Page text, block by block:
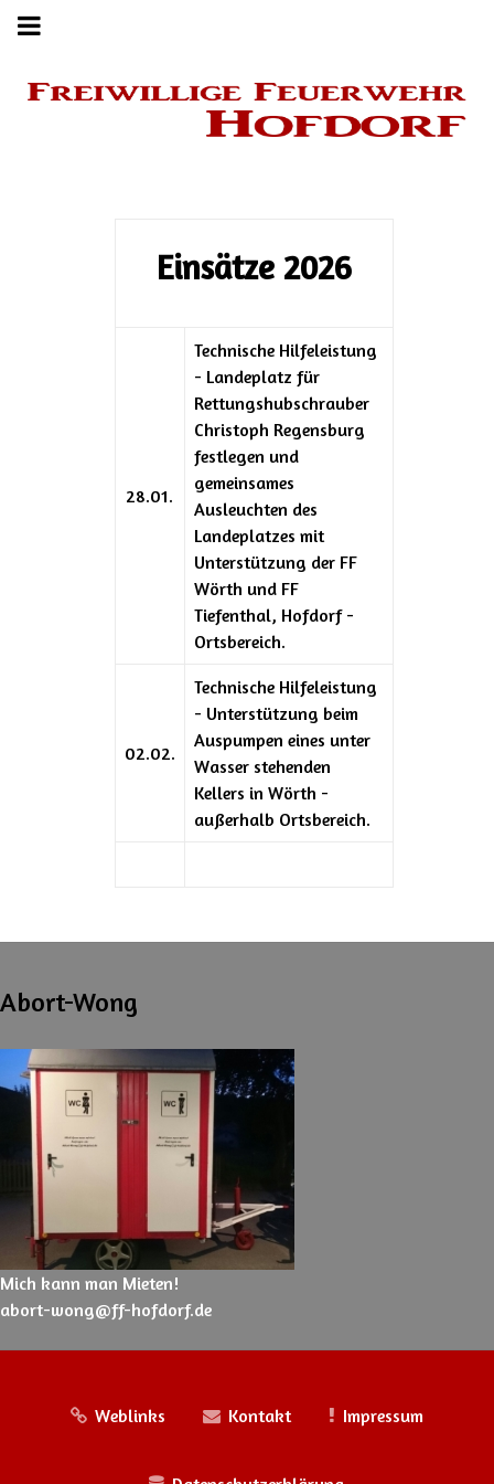
Einsätze 2026
28.01.
Technische Hilfeleistung
- Landeplatz für
Rettungshubschrauber
Christoph Regensburg
festlegen und
gemeinsames
Ausleuchten des
Landeplatzes mit
Unterstützung der FF
Wörth und FF
Tiefenthal, Hofdorf -
Ortsbereich.
02.02.
Technische Hilfeleistung
- Unterstützung beim
Auspumpen eines unter
Wasser stehenden
Kellers in Wörth -
außerhalb Ortsbereich.
Abort-Wong
Mich kann man Mieten!
abort-wong@ff-hofdorf.de
Weblinks Kontakt Impressum